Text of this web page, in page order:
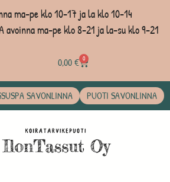
ma-pe klo 10-17 ja la klo 10-14
avoinna ma-pe klo 8-21 ja la-su klo 9-21
0,00€ 0
SAVONLINNA PUOTI SAVONLINNA